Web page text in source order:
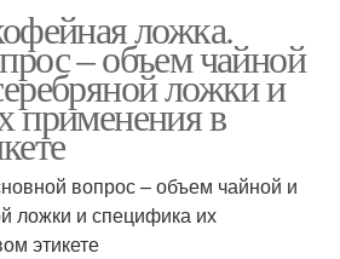
ложка.
– объем чайной
ложки и
применения в
вопрос – объем чайной и
ложки и специфика их
этикете